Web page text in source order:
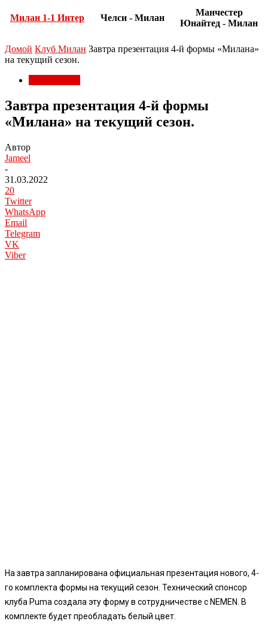
Милан 1-1 Интер Челси - Милан
Манчестер
Юнайтед - Милан
Домой Клуб Милан Завтра презентация 4-й формы «Милана»
на текущий сезон.
Завтра презентация 4-й формы
«Милана» на текущий сезон.
Автор
Jameel
-
31.03.2022
20
Twitter
WhatsApp
Email
Telegram
VK
Viber
На завтра запланирована официальная презентация нового, 4-
го комплекта формы на текущий сезон. Технический спонсор
клуба Puma создала эту форму в сотрудничестве с NEMEN. В
комплекте будет преобладать белый цвет.